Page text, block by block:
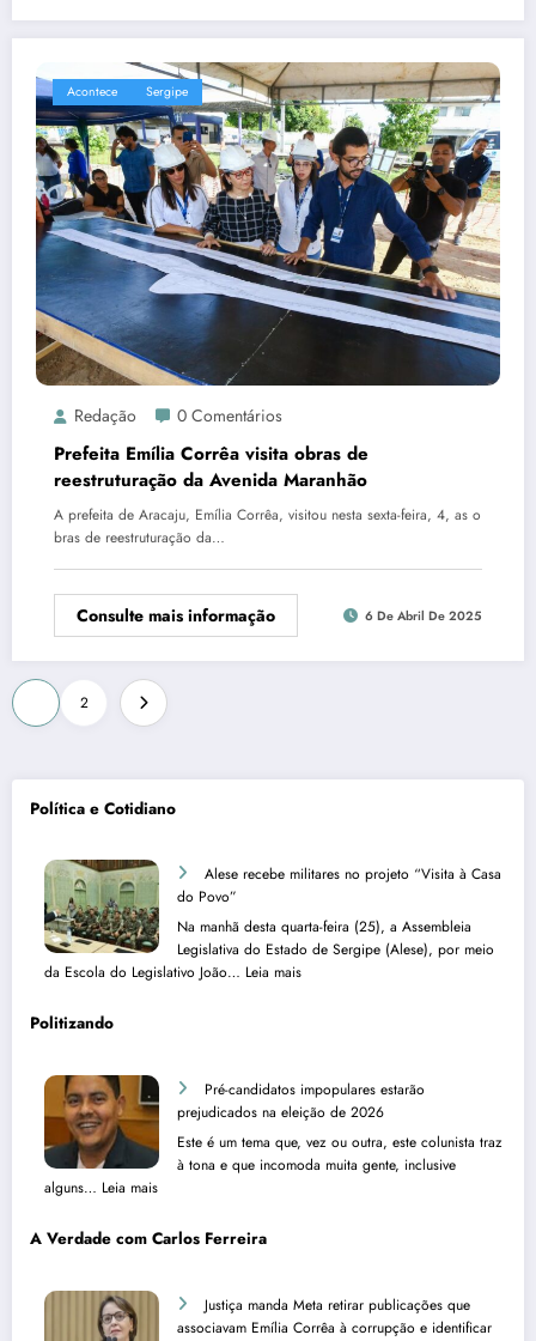
Acontece Sergipe
Redação 0 Comentários
Prefeita Emília Corrêa visita obras de
reestruturação da Avenida Maranhão
A prefeita de Aracaju, Emília Corrêa, visitou nesta sexta-feira, 4, as o
bras de reestruturação da…
Consulte mais informação 6 De Abril De 2025
Paginação
de
posts
2
Política e Cotidiano
Alese recebe militares no projeto “Visita à Casa
do Povo”
Na manhã desta quarta-feira (25), a Assembleia
Legislativa do Estado de Sergipe (Alese), por meio
da Escola do Legislativo João… Leia mais:
e
r
e
i
t
Politizando
Pré-candidatos impopulares estarão
prejudicados na eleição de 2026
Este é um tema que, vez ou outra, este colunista traz
à tona e que incomoda muita gente, inclusive
alguns… Leia mais:
r
c
A Verdade com Carlos Ferreira
Justiça manda Meta retirar publicações que
associavam Emília Corrêa à corrupção e identificar